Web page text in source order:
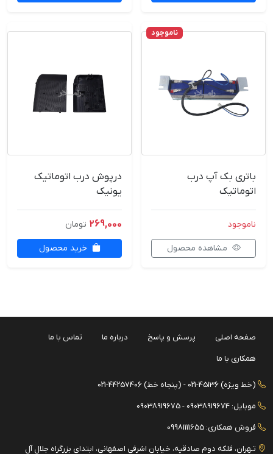
ناموجود
باتری بک آپ درب
اتوماتیک
ناموجود
مشاهده محصول
درپوش درب اتوماتیک
یونیک
269,000 تومان
خرید محصول
صفحه اصلی پرسش و پاسخ درباره ما تماس با ما
همکاری با ما
(خط ویژه) 45136-021 - (پنجاه خط) 44257406-021
موبایل: 09038919674 - 09038919675
فروش همکاری: 09981111655
تـهران، فلکه دوم صادقیه، خیابان اشرفی اصفهانی، ابتدای بزرگراه جلال آل